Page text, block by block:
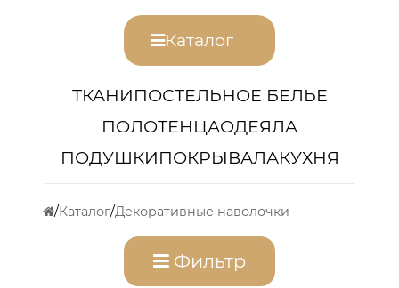
Каталог
ТКАНИПОСТЕЛЬНОЕ БЕЛЬЕ
ПОЛОТЕНЦАОДЕЯЛА
ПОДУШКИПОКРЫВАЛАКУХНЯ
Каталог Декоративные наволочки
Фильтр